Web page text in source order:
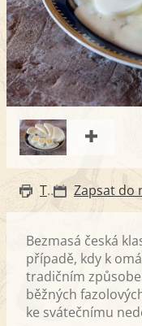
Tisk
Bezmasá česká
případě, kdy k
tradičním
běžných
ke svátečnímu